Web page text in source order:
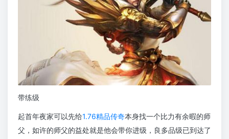
带练级
起首年夜家可以先给1.76精品传奇本身找一个比力有余暇的师
父，如许的师父的益处就是他会带你进级，良多品级已到达了